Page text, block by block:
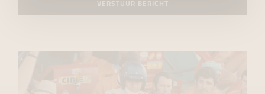
VERSTUUR BERICHT